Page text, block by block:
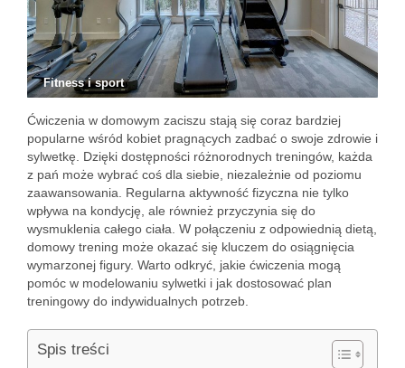
Fitness i sport
Ćwiczenia w domowym zaciszu stają się coraz bardziej
popularne wśród kobiet pragnących zadbać o swoje zdrowie i
sylwetkę. Dzięki dostępności różnorodnych treningów, każda
z pań może wybrać coś dla siebie, niezależnie od poziomu
zaawansowania. Regularna aktywność fizyczna nie tylko
wpływa na kondycję, ale również przyczynia się do
wysmuklenia całego ciała. W połączeniu z odpowiednią dietą,
domowy trening może okazać się kluczem do osiągnięcia
wymarzonej figury. Warto odkryć, jakie ćwiczenia mogą
pomóc w modelowaniu sylwetki i jak dostosować plan
treningowy do indywidualnych potrzeb.
Spis treści